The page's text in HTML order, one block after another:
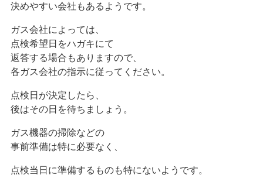
決めやすい会社もあるようです。
ガス会社によっては、
点検希望日をハガキにて
返答する場合もありますので、
各ガス会社の指示に従ってください。
点検日が決定したら、
後はその日を待ちましょう。
ガス機器の掃除などの
事前準備は特に必要なく、
点検当日に準備するものも特にないようです。